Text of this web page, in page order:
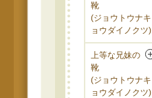
靴
(ジョウトウナキ
ョウダイノクツ)
上等な兄妹の
靴
(ジョウトウナキ
ョウダイノクツ)